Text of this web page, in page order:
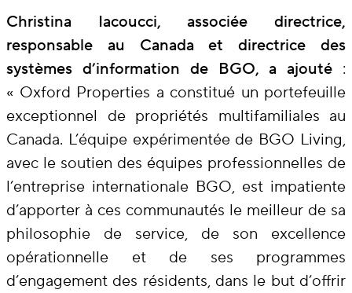
Christina Iacoucci, associée directrice,
responsable au Canada et directrice des
systèmes d’information de BGO, a ajouté :
« Oxford Properties a constitué un portefeuille
exceptionnel de propriétés multifamiliales au
Canada. L’équipe expérimentée de BGO Living,
avec le soutien des équipes professionnelles de
l’entreprise internationale BGO, est impatiente
d’apporter à ces communautés le meilleur de sa
philosophie de service, de son excellence
opérationnelle et de ses programmes
d’engagement des résidents, dans le but d’offrir